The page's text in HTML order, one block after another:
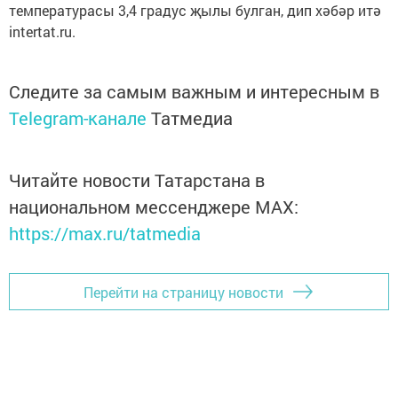
температурасы 3,4 градус җылы булган, дип хәбәр итә
intertat.ru.
Следите за самым важным и интересным в
Telegram-канале Татмедиа
Читайте новости Татарстана в
национальном мессенджере MАХ:
https://max.ru/tatmedia
Перейти на страницу новости